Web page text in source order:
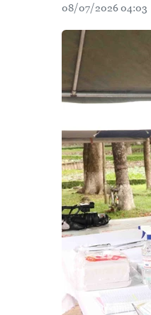
08/07/2026 04:03